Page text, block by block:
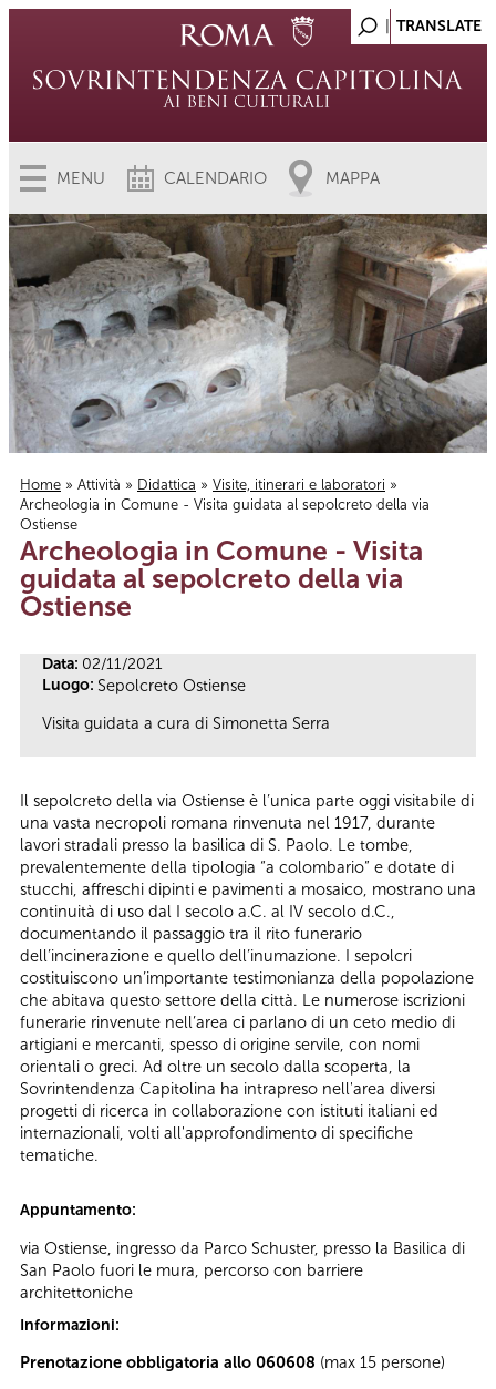
MENU CALENDARIO MAPPA
Tu sei qui
Home » Attività » Didattica » Visite, itinerari e laboratori »
Archeologia in Comune - Visita guidata al sepolcreto della via
Ostiense
Archeologia in Comune - Visita
guidata al sepolcreto della via
Ostiense
Data: 02/11/2021
Luogo: Sepolcreto Ostiense
Visita guidata a cura di Simonetta Serra
Il sepolcreto della via Ostiense è l’unica parte oggi visitabile di
una vasta necropoli romana rinvenuta nel 1917, durante
lavori stradali presso la basilica di S. Paolo. Le tombe,
prevalentemente della tipologia “a colombario” e dotate di
stucchi, affreschi dipinti e pavimenti a mosaico, mostrano una
continuità di uso dal I secolo a.C. al IV secolo d.C.,
documentando il passaggio tra il rito funerario
dell’incinerazione e quello dell’inumazione. I sepolcri
costituiscono un’importante testimonianza della popolazione
che abitava questo settore della città. Le numerose iscrizioni
funerarie rinvenute nell’area ci parlano di un ceto medio di
artigiani e mercanti, spesso di origine servile, con nomi
orientali o greci. Ad oltre un secolo dalla scoperta, la
Sovrintendenza Capitolina ha intrapreso nell'area diversi
progetti di ricerca in collaborazione con istituti italiani ed
internazionali, volti all'approfondimento di specifiche
tematiche.
Appuntamento:
via Ostiense, ingresso da Parco Schuster, presso la Basilica di
San Paolo fuori le mura, percorso con barriere
architettoniche
Informazioni:
Prenotazione obbligatoria allo 060608 (max 15 persone)